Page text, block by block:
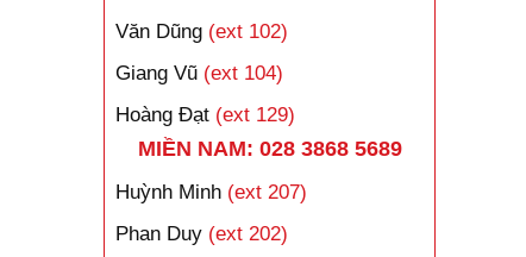
Văn Dũng (ext 102)
Giang Vũ (ext 104)
Hoàng Đạt (ext 129)
MIỀN NAM: 028 3868 5689
Huỳnh Minh (ext 207)
Phan Duy (ext 202)